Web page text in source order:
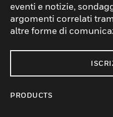
eventi e notizie,
argomenti correlati
altre forme di
PRODUCTS